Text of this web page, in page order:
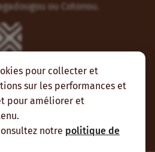
pour collecter et
sur les performances et
pour améliorer et
notre politique de
ou Cotonou.
à nos flux RSS et nous